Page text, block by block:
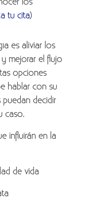
los
tu cita)
es aliviar los
mejorar el flujo
opciones
hablar con su
decidir
caso.
influirán en la
de vida